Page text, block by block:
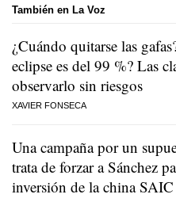
También en La Voz
¿Cuándo quitarse las
eclipse es del 99 %? Las
observarlo sin riesgos
XAVIER FONSECA
Una campaña por un
trata de forzar a Sánchez
inversión de la china